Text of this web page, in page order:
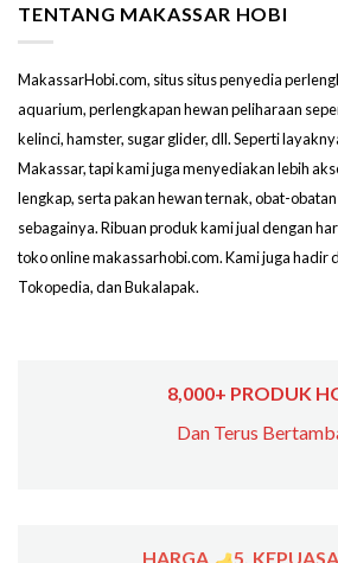
TENTANG MAKASSAR HOBI
MakassarHobi.com, situs situs penyedia
aquarium, perlengkapan hewan peliharaan
kelinci, hamster, sugar glider, dll. Seperti
Makassar, tapi kami juga menyediakan lebih
lengkap, serta pakan hewan ternak, obat-
sebagainya. Ribuan produk kami jual dengan
toko online makassarhobi.com. Kami juga hadir
Tokopedia, dan Bukalapak.
8,000+ PRODUK
Dan Terus
HARGA 5,